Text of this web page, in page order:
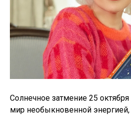
Солнечное затмение 25
мир необыкновенной